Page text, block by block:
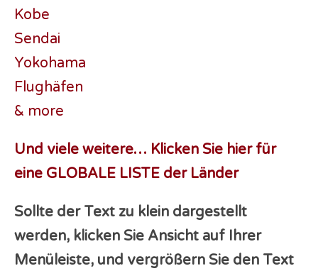
Kobe
Sendai
Yokohama
Flughäfen
& more
Und viele weitere… Klicken Sie hier für
eine GLOBALE LISTE der Länder
Sollte der Text zu klein dargestellt
werden, klicken Sie Ansicht auf Ihrer
Menüleiste, und vergrößern Sie den Text